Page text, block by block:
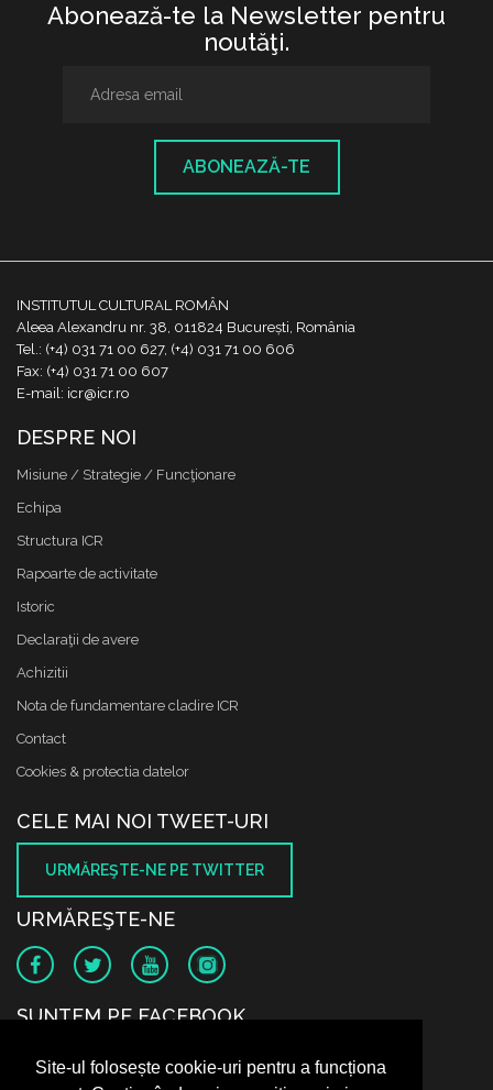
Site-ul folosește cookie-uri pentru a funcționa
Abonează-te la Newsletter pentru
noutăţi.
ABONEAZĂ-TE
INSTITUTUL CULTURAL ROMÂN
Aleea Alexandru nr. 38, 011824 București, România
Tel.: (+4) 031 71 00 627, (+4) 031 71 00 606
Fax: (+4) 031 71 00 607
E-mail: icr@icr.ro
DESPRE NOI
Misiune / Strategie / Funcţionare
Echipa
Structura ICR
Rapoarte de activitate
Istoric
Declaraţii de avere
Achizitii
Nota de fundamentare cladire ICR
Contact
Cookies & protectia datelor
CELE MAI NOI TWEET-URI
URMĂREŞTE-NE PE TWITTER
URMĂREŞTE-NE
SUNTEM PE FACEBOOK